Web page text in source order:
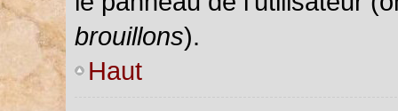
brouillons).
Haut